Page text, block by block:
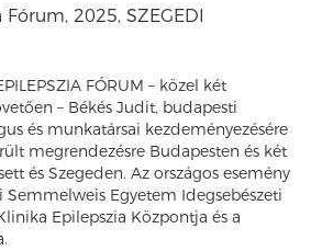
2025, SZEGEDI
FÓRUM – közel két
– Békés Judit, budapesti
és munkatársai kezdeményezésére
megrendezésre Budapesten és két
és Szegeden. Az országos esemény
Semmelweis Egyetem Idegsebészeti
Epilepszia Központja és a